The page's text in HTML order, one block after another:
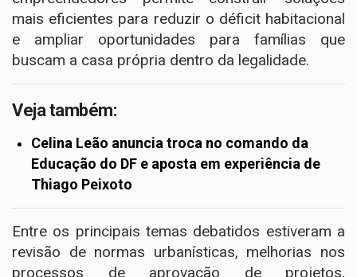
mais eficientes para reduzir o déficit habitacional
e ampliar oportunidades para famílias que
buscam a casa própria dentro da legalidade.
Veja também:
Celina Leão anuncia troca no comando da
Educação do DF e aposta em experiência de
Thiago Peixoto
Entre os principais temas debatidos estiveram a
revisão de normas urbanísticas, melhorias nos
processos de aprovação de projetos,